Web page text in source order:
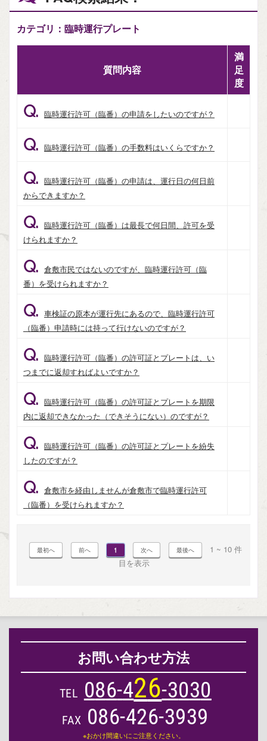
カテゴリ：臨時運行プレート
質問内容
満
足
度
Q. 臨時運行許可（臨番）の申請をしたいのですが？
Q. 臨時運行許可（臨番）の手数料はいくらですか？
Q. 臨時運行許可（臨番）の申請は、運行日の何日前
からできますか？
Q. 臨時運行許可（臨番）は最長で何日間、許可を受
けられますか？
Q. 倉敷市民ではないのですが、臨時運行許可（臨
番）を受けられますか？
Q. 車検証の原本が運行先にあるので、臨時運行許可
（臨番）申請時には持って行けないのですが？
Q. 臨時運行許可（臨番）の許可証とプレートは、い
つまでに返却すればよいですか？
Q. 臨時運行許可（臨番）の許可証とプレートを期限
内に返却できなかった（できそうにない）のですが？
Q. 臨時運行許可（臨番）の許可証とプレートを紛失
したのですが？
Q. 倉敷市を経由しませんが倉敷市で臨時運行許可
（臨番）を受けられますか？
1
1 ~ 10 件
目を表示
お問い合わせ方法
TEL 086-426-3030
FAX 086-426-3939
※おかけ間違いにご注意ください。